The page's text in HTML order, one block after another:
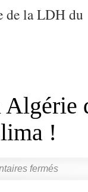
de la LDH
Algérie
!
fermés